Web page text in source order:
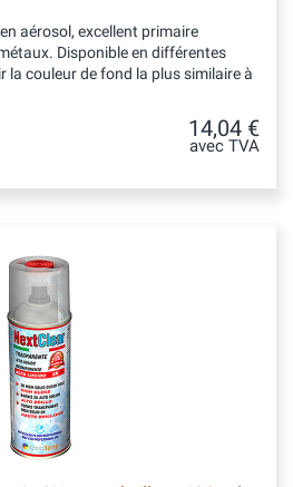
aérosol, excellent primaire
Disponible en différentes
la couleur de fond la plus similaire à
14,04 €
avec TVA